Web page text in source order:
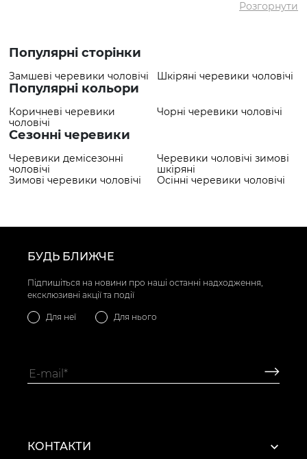
Популярні сторінки
Замшеві черевики чоловічі Шкіряні черевики чоловічі
Популярні кольори
Коричневі черевики
чоловічі
Чорні черевики чоловічі
Сезонні черевики
Черевики демісезонні
чоловічі
Черевики чоловічі зимові
шкіряні
Зимові черевики чоловічі
Осінні черевики чоловічі
Найпопулярніший
товар
Коричневий
Розгорнути
БУДЬ БЛИЖЧЕ
Підпишіться на новини про наші останні надходження,
ексклюзивні акції та події
Для неї Для нього
КОНТАКТИ